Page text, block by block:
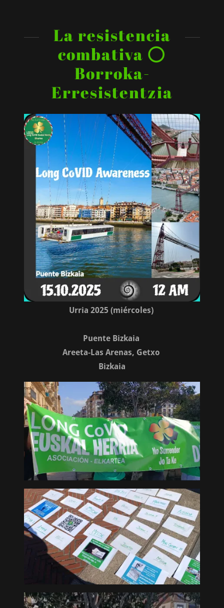
La resistencia
combativa ⭕
Borroka-
Erresistentzia
Urria 2025 (miércoles)
Puente Bizkaia
Areeta-Las Arenas, Getxo
Bizkaia